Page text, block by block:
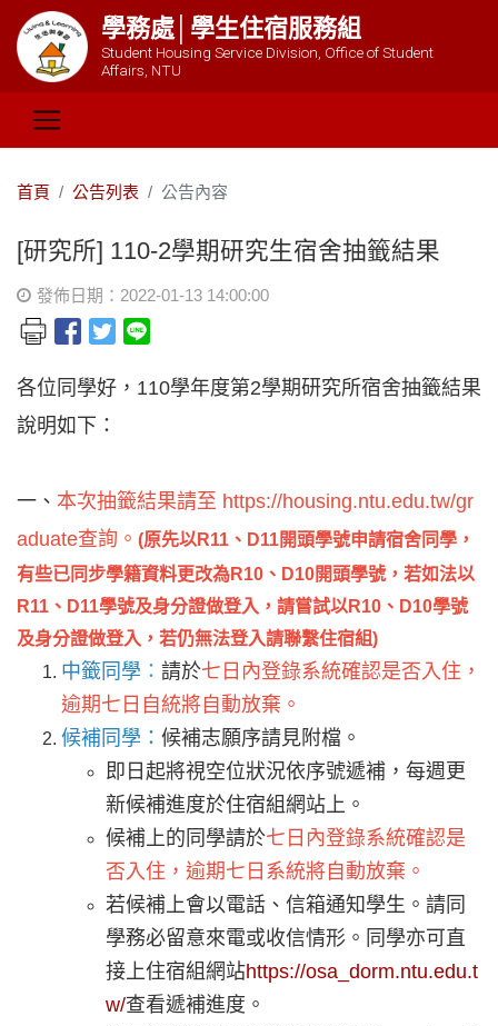
學務處│學生住宿服務組
Student Housing Service Division, Office of Student
Affairs, NTU
首頁 公告列表 公告內容
[研究所] 110-2學期研究生宿舍抽籤結果
發佈日期：2022-01-13 14:00:00
各位同學好，110學年度第2學期研究所宿舍抽籤結果
說明如下：
一、 本次抽籤結果請至 https://housing.ntu.edu.tw/gr
aduate查詢。 (原先以R11、D11開頭學號申請宿舍同學，
有些已同步學籍資料更改為R10、D10開頭學號，若如法以
R11、D11學號及身分證做登入，請嘗試以R10、D10學號
及身分證做登入，若仍無法登入請聯繫住宿組)
中籤同學 ： 請於七日內登錄系統確認是否入住，
逾期七日自統將自動放棄。
候補同學： 候補志願序請見附檔。
即日起將視空位狀況依序號遞補，每週更
新候補進度於住宿組網站上。
候補上的同學請於七日內登錄系統確認是
否入住，逾期七日系統將自動放棄。
若候補上會以電話、信箱通知學生。請同
學務必留意來電或收信情形。同學亦可直
接上住宿組網站https://osa_dorm.ntu.edu.t
w/查看遞補進度。